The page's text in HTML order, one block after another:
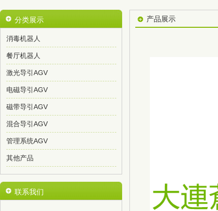
分类展示
消毒机器人
餐厅机器人
激光导引AGV
电磁导引AGV
磁带导引AGV
混合导引AGV
管理系统AGV
其他产品
联系我们
产品展示